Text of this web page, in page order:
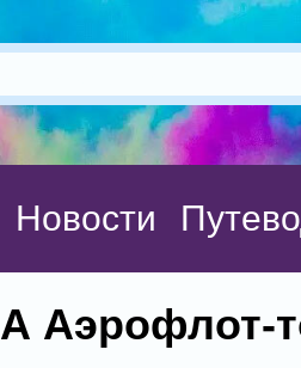
Новости
А Аэрофлот-